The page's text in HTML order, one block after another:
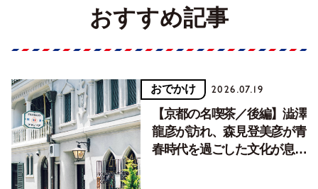
おすすめ記事
おでかけ 2026.07.19
【京都の名喫茶／後編】澁澤
龍彦が訪れ、森見登美彦が青
春時代を過ごした文化が息づ